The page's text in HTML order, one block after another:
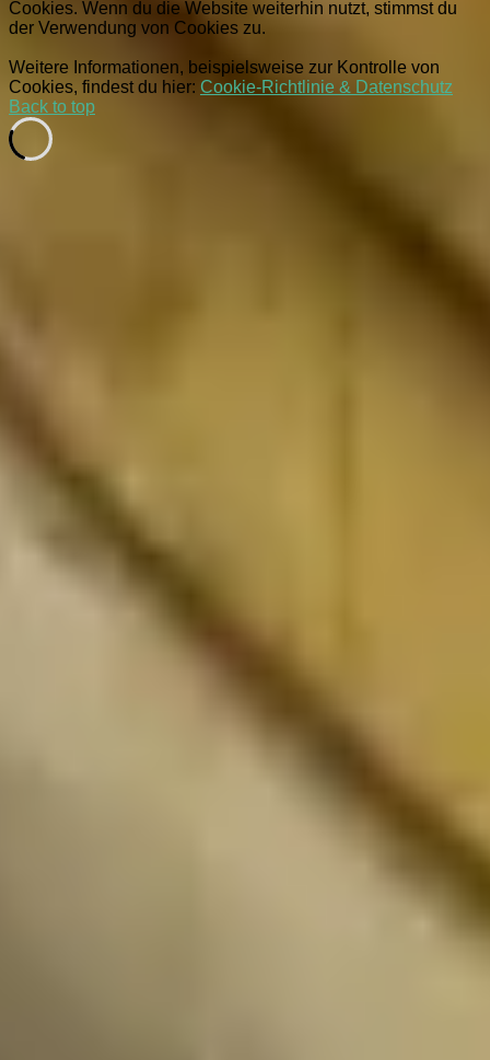
Cookies. Wenn du die Website weiterhin nutzt, stimmst du
der Verwendung von Cookies zu.
Weitere Informationen, beispielsweise zur Kontrolle von
Cookies, findest du hier: Cookie-Richtlinie & Datenschutz
Back to top